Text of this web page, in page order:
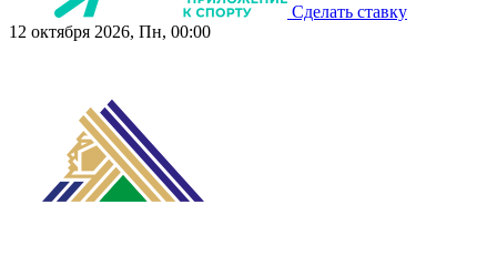
Сделать ставку
12 октября 2026, Пн, 00:00